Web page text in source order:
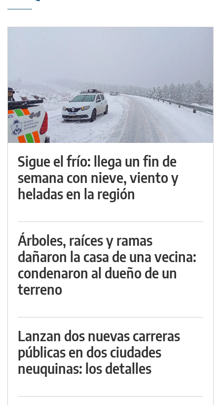
Sigue el frío: llega un fin de
semana con nieve, viento y
heladas en la región
Árboles, raíces y ramas
dañaron la casa de una vecina:
condenaron al dueño de un
terreno
Lanzan dos nuevas carreras
públicas en dos ciudades
neuquinas: los detalles